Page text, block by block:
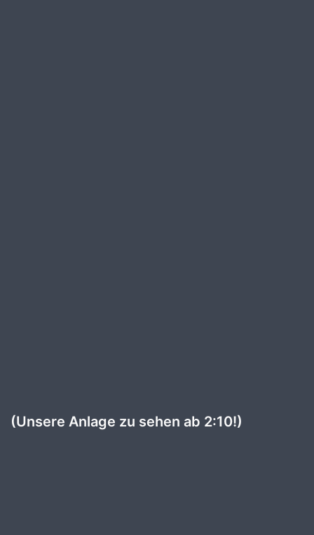
(Unsere Anlage zu sehen ab 2:10!)